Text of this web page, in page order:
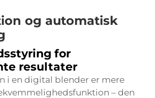
og automatisk
for
resultater
i en digital blender er mere
– den